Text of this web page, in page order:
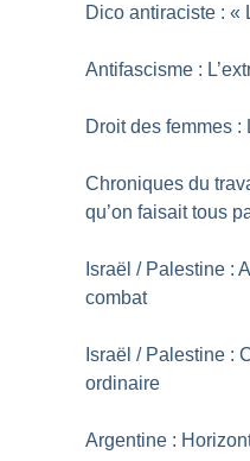
Dico antiraciste : «
Antifascisme :
Droit des femmes :
Chroniques du
qu’on faisait tous
Israël / Palestine :
combat
Israël / Palestine :
ordinaire
Argentine :